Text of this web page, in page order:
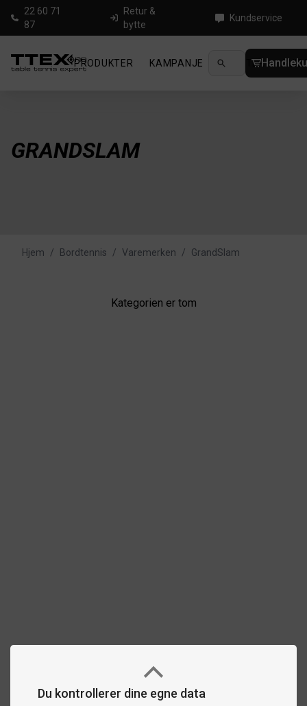
Du kontrollerer dine egne data
22 60 71
87
Retur &
bytte
Kundservice
PRODUKTER KAMPANJE NYHETER
GRANDSLAM
Hjem / Bordtennis / Varemerken / GrandSlam
Kategorien er tom